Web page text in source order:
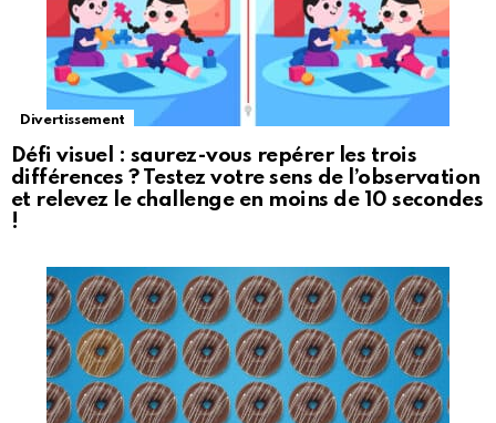
Divertissement
Défi visuel : saurez-vous repérer les trois
différences ? Testez votre sens de l’observation
et relevez le challenge en moins de 10 secondes
!